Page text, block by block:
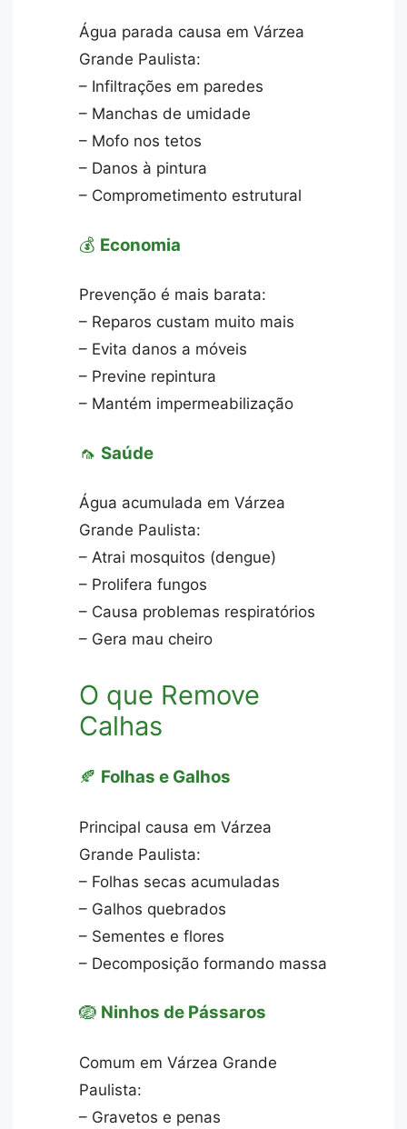
Água parada causa em Várzea
Grande Paulista:
– Infiltrações em paredes
– Manchas de umidade
– Mofo nos tetos
– Danos à pintura
– Comprometimento estrutural
💰 Economia
Prevenção é mais barata:
– Reparos custam muito mais
– Evita danos a móveis
– Previne repintura
– Mantém impermeabilização
🦟 Saúde
Água acumulada em Várzea
Grande Paulista:
– Atrai mosquitos (dengue)
– Prolifera fungos
– Causa problemas respiratórios
– Gera mau cheiro
O que Remove
Calhas
🍂 Folhas e Galhos
Principal causa em Várzea
Grande Paulista:
– Folhas secas acumuladas
– Galhos quebrados
– Sementes e flores
– Decomposição formando massa
🪺 Ninhos de Pássaros
Comum em Várzea Grande
Paulista:
– Gravetos e penas